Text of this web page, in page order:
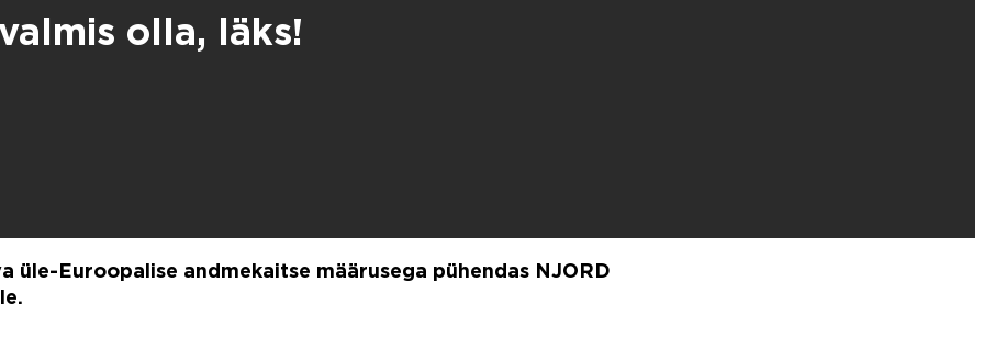
olla, läks!
üle-Euroopalise andmekaitse määrusega pühendas NJORD